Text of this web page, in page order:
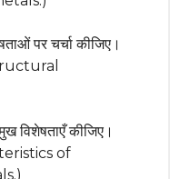
पर चर्चा कीजिए।
विशेषताएँ कीजिए।
of